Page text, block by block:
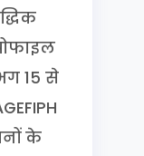
15 से
के